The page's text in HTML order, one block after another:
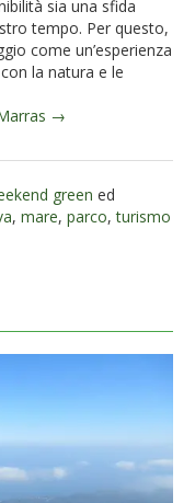
sia una sfida
tempo. Per questo,
come un’esperienza
la natura e le
→
green ed
, mare, parco,turismo